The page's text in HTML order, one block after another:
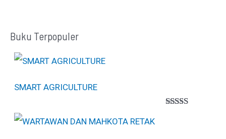
Buku Terpopuler
SMART AGRICULTURE